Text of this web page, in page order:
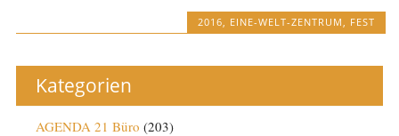
2016, EINE-WELT-ZENTRUM, FEST
Kategorien
AGENDA 21 Büro (203)